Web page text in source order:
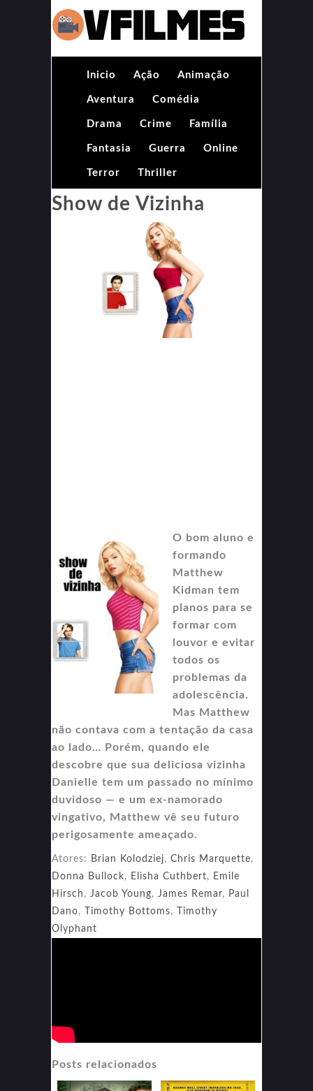
Inicio Ação Animação
Aventura Comédia
Drama Crime Família
Fantasia Guerra Online
Terror Thriller
Show de Vizinha
O bom aluno e
formando
Matthew
Kidman tem
planos para se
formar com
louvor e evitar
todos os
problemas da
adolescência.
Mas Matthew
não contava com a tentação da casa
ao lado… Porém, quando ele
descobre que sua deliciosa vizinha
Danielle tem um passado no mínimo
duvidoso — e um ex-namorado
vingativo, Matthew vê seu futuro
perigosamente ameaçado.
Atores: Brian Kolodziej, Chris Marquette,
Donna Bullock, Elisha Cuthbert, Emile
Hirsch , Jacob Young, James Remar, Paul
Dano, Timothy Bottoms,
Timothy
Olyphant
Posts relacionados